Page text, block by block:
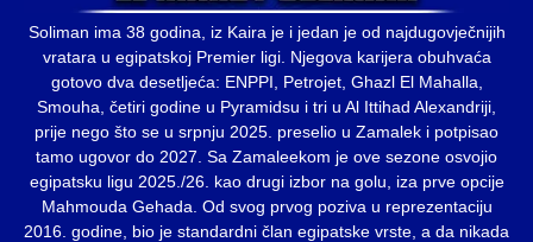
Soliman ima 38 godina, iz Kaira je i jedan je od najdugovječnijih
vratara u egipatskoj Premier ligi. Njegova karijera obuhvaća
gotovo dva desetljeća: ENPPI, Petrojet, Ghazl El Mahalla,
Smouha, četiri godine u Pyramidsu i tri u Al Ittihad Alexandriji,
prije nego što se u srpnju 2025. preselio u Zamalek i potpisao
tamo ugovor do 2027. Sa Zamaleekom je ove sezone osvojio
egipatsku ligu 2025./26. kao drugi izbor na golu, iza prve opcije
Mahmouda Gehada. Od svog prvog poziva u reprezentaciju
2016. godine, bio je standardni član egipatske vrste, a da nikada